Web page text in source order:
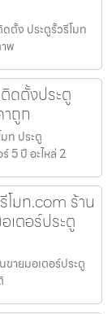
ตั้ง ประตูรั้วรีโมท
พ
ดตั้งประตู
ถูก
ท ประตู
5 ปี อะไหล่ 2
โมท.com ร้าน
เตอร์ประตู
ขายมอเตอร์ประตู